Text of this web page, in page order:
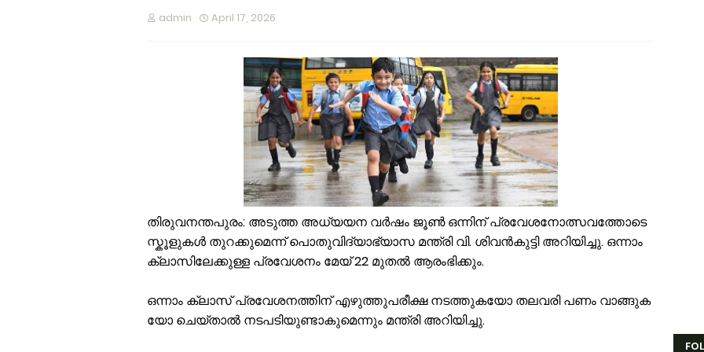
പ്രായം തടസ്സമല്ല; തിരൂരങ്ങാടി നഗരസഭയിൽ പ്ലസ് ടൂ പൂർത്തിയാക്കിയ
വേങ്ങരയുടെ അഭിമാനമായി ഹിപ്നോട്ടിസ്റ്റ് മുഹമ്മദ് റിയാസ്; വേൾഡ്
വാട്ടർ ടാങ്ക് വൃത്തിയാക്കുന്നതിനിടെ കെട്ടിടത്തിന്റെ മുകളിൽ നിന്ന് വീണു
ഉദ്യോഗസ്ഥ സംഘം പാണക്കാട് മണ്ണിടിച്ചിൽ ഉണ്ടായ സ്ഥലം സന്ദർശിച്ചു
ചക്രവാതച്ചുഴിയുടെ സ്വാധീനം: സംസ്ഥാനത്ത് ഓഗസ്റ്റ് 7 വരെ മഴ തുടരുമെന്ന്
ആയിരത്തോളം സഡാക്കോ കൊക്കുകൾ നിർമ്മിച്ച് കുറ്റൂർ
പാണക്കാട്ട് മണ്ണിടിച്ചിൽ; അനധികൃത പാറ പൊട്ടിക്കലാണ് ദുരന്തത്തിന്
വേങ്ങര മണ്ഡലം പ്രവാസി ലീഗ് അംഗത്വ പ്രചാരണത്തിന് തുടക്കമായി
admin April 17, 2026
തി​രു​വ​ന​ന്ത​പു​രം: അ​ടു​ത്ത അ​ധ്യ​യ​ന വ​ർ​ഷം ജൂ​ൺ ഒ​ന്നി​ന്​ പ്ര​വേ​ശ​നോ​ത്സ​വ​ത്തോ​ടെ
സ്കൂ​ളു​​ക​ൾ തു​റ​ക്കു​മെ​ന്ന്​ പൊ​തു​വി​ദ്യാ​ഭ്യാ​സ മ​ന്ത്രി വി. ​ശി​വ​ൻ​കു​ട്ടി അ​റി​യി​ച്ചു. ഒ​ന്നാം
ക്ലാ​സി​ലേ​ക്കു​ള്ള പ്ര​വേ​ശ​നം മേ​യ്​ 22 മു​ത​ൽ ആ​രം​ഭി​ക്കും.
ഒ​ന്നാം ക്ലാ​സ്​ പ്ര​വേ​ശ​ന​ത്തി​ന് എ​ഴു​ത്തു​പ​രീ​ക്ഷ ന​ട​ത്തു​ക​യോ ത​ല​വ​രി പ​ണം വാ​ങ്ങു​ക​
യോ ചെ​യ്താ​ൽ ന​ട​പ​ടി​യു​ണ്ടാ​കു​മെ​ന്നും മ​ന്ത്രി അ​റി​യി​ച്ചു.